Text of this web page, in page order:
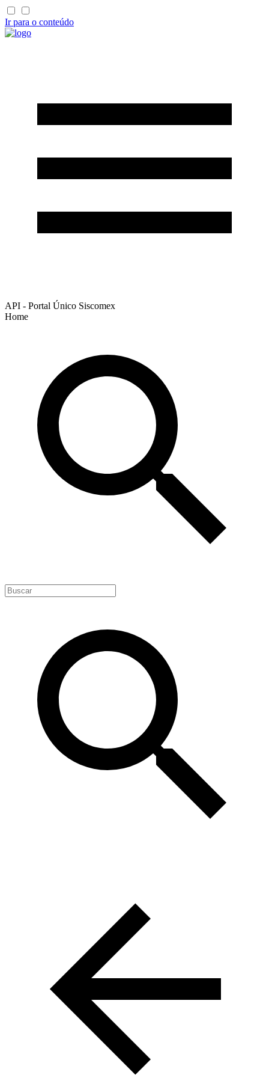
Ir para o conteúdo
API - Portal Único Siscomex
Home